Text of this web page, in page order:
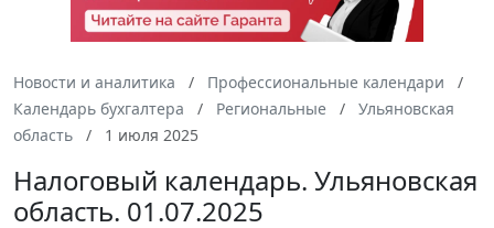
Новости и аналитика
Профессиональные календари
Календарь бухгалтера
Региональные
Ульяновская
область
1 июля 2025
Налоговый календарь. Ульяновская
область. 01.07.2025